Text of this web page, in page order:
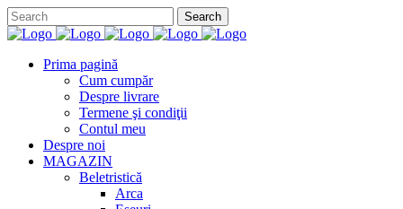
Prima pagină
Cum cumpăr
Despre livrare
Termene şi condiţii
Contul meu
Despre noi
MAGAZIN
Beletristică
Arca